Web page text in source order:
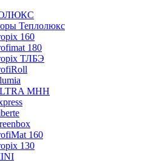
Теплолюкс
160
180
ТЛБЭ
МНН
160
130